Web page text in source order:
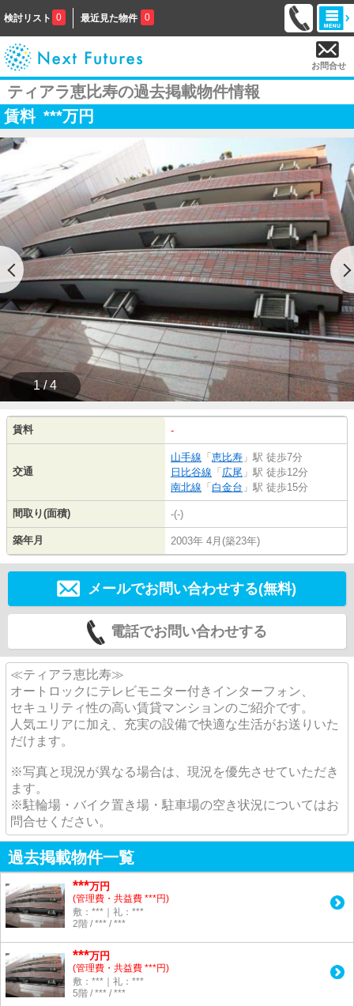
検討リスト 0 最近見た物件 0
お問合せ
ティアラ恵比寿の過去掲載物件情報
賃料 ***万円
1 / 4
賃料 -
交通
山手線 「 恵比寿 」駅 徒歩7分
日比谷線 「 広尾 」駅 徒歩12分
南北線 「 白金台 」駅 徒歩15分
間取り(面積) -(-)
築年月 2003年 4月(築23年)
メールでお問い合わせする(無料)
電話でお問い合わせする
≪ティアラ恵比寿≫
オートロックにテレビモニター付きインターフォン、
セキュリティ性の高い賃貸マンションのご紹介です。
人気エリアに加え、充実の設備で快適な生活がお送りいた
だけます。
※写真と現況が異なる場合は、現況を優先させていただき
ます。
※駐輪場・バイク置き場・駐車場の空き状況についてはお
問合せください。
過去掲載物件一覧
***万円
(管理費・共益費 ***円)
敷：***｜礼：***
2階 / *** / ***
***万円
(管理費・共益費 ***円)
敷：***｜礼：***
5階 / *** / ***